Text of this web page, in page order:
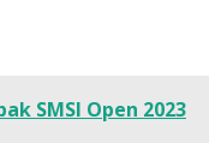
SMSI Open 2023